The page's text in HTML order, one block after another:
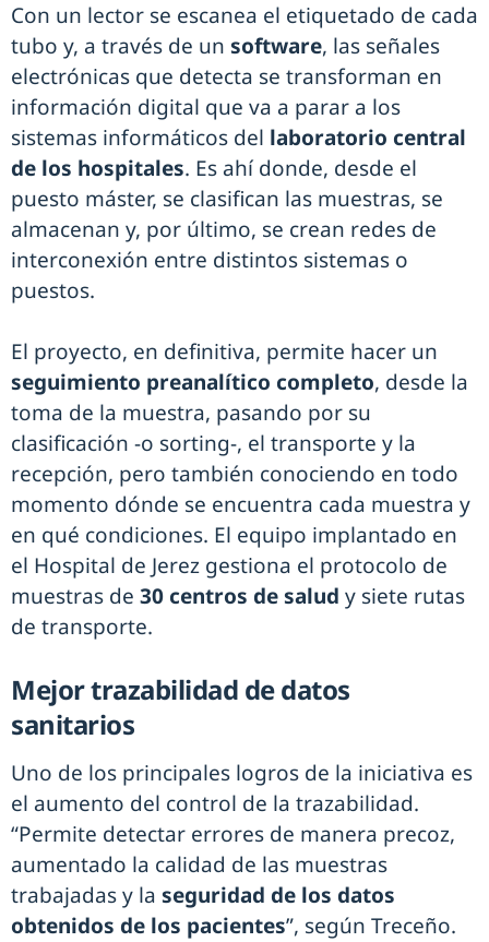
Con un lector se escanea el etiquetado de cada
tubo y, a través de un software, las señales
electrónicas que detecta se transforman en
información digital que va a parar a los
sistemas informáticos del laboratorio central
de los hospitales. Es ahí donde, desde el
puesto máster, se clasifican las muestras, se
almacenan y, por último, se crean redes de
interconexión entre distintos sistemas o
puestos.
El proyecto, en definitiva, permite hacer un
seguimiento preanalítico completo, desde la
toma de la muestra, pasando por su
clasificación -o sorting-, el transporte y la
recepción, pero también conociendo en todo
momento dónde se encuentra cada muestra y
en qué condiciones. El equipo implantado en
el Hospital de Jerez gestiona el protocolo de
muestras de 30 centros de salud y siete rutas
de transporte.
Mejor trazabilidad de datos
sanitarios
Uno de los principales logros de la iniciativa es
el aumento del control de la trazabilidad.
“Permite detectar errores de manera precoz,
aumentado la calidad de las muestras
trabajadas y la seguridad de los datos
obtenidos de los pacientes”, según Treceño.